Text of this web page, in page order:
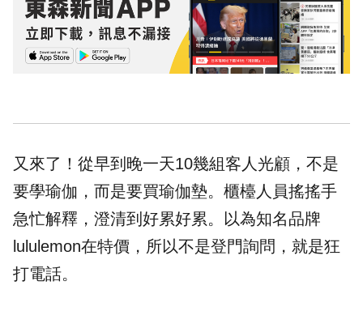
又來了！從早到晚一天10幾組客人光顧，不是
要學瑜伽，而是要買瑜伽墊。櫃檯人員搖搖手
急忙解釋，澄清到好累好累。以為知名品牌
lululemon在特價，所以不是登門詢問，就是狂
打電話。